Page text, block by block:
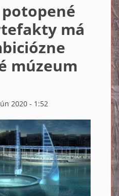
má
múzeum
2020 - 1:52